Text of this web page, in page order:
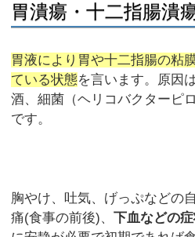
胃潰瘍・十二指腸潰
胃液により胃や十二指腸の粘
ている状態を言います。原因
酒、細菌（ヘリコバクターピ
です。
胸やけ、吐気、げっぷなどの
痛(食事の前後)、下血などの